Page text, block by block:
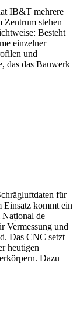
IB&T mehrere
Zentrum stehen
Besteht
einzelner
und
das das Bauwerk
für
Einsatz kommt ein
Național de
Vermessung und
Das CNC setzt
heutigen
Dazu